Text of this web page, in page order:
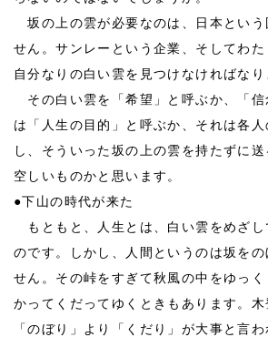
坂の上の雲が必要なのは、日本という
せん。サンレーという企業、そしてわた
自分なりの白い雲を見つけなければなり
その白い雲を「希望」と呼ぶか、「信
は「人生の目的」と呼ぶか、それは各
し、そういった坂の上の雲を持たずに
空しいものかと思います。
●下山の時代が来た
もともと、人生とは、白い雲をめざし
のです。しかし、人間というのは坂をの
せん。その峠をすぎて秋風の中をゆっ
かってくだってゆくときもあります。木
「のぼり」より「くだり」が大事と言